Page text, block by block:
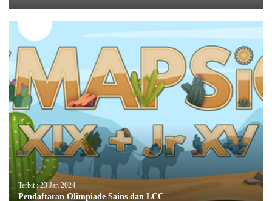
Terbit : 23 Jan 2024
Pendaftaran Olimpiade Sains dan LCC